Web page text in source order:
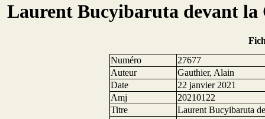
Laurent Bucyibaruta devant la
Numéro
27677
Auteur
Gauthier, Alain
Date
22 janvier 2021
Amj
20210122
Titre
Laurent Bucyibaruta